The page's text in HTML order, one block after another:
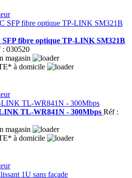
fibre optique TP-LINK SM321B
: 030520
magasin
à domicile
TL-WR841N - 300Mbps Réf :
magasin
à domicile